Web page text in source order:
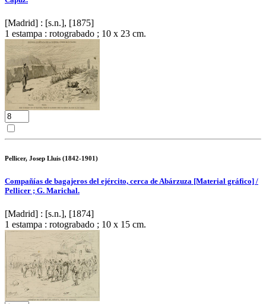
[Madrid] : [s.n.], [1875]
1 estampa : rotograbado ; 10 x 23 cm.
Pellicer, Josep Lluis (1842-1901)
Compañías de bagajeros del ejército, cerca de Abárzuza [Material gráfico] /
Pellicer ; G. Marichal.
[Madrid] : [s.n.], [1874]
1 estampa : rotograbado ; 10 x 15 cm.